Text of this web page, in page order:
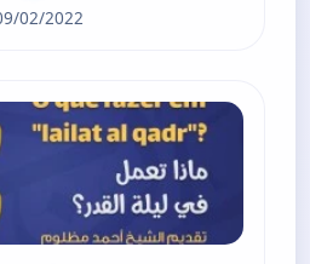
02/2022